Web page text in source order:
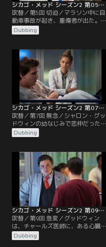
シカゴ・メッド シーズン2 第05話／吹替
吹替／第5回 切迫／マラソン中に自
動車事故が起き、重傷者が出た。現
場での難しい処置を余儀なくされ、
ハルステッド医師とエイプリルと彼
れる。突然聴力を失った8歳の少女
を連れた母親が来院。マニング医師
が担当するが、複雑な展開になる。
Dubbing
シカゴ・メッド シーズン2 第07話／吹替
吹替／第7回 無念／シャロン・グッ
ドウィンの幼なじみで恋仲だった人
が来院するが、病状は深刻である。
金欠状態から脱したいハルステッド
ュというアプリのアイデアに惹かれ
る。心臓の感染症にかかった若い女
性の治療にローズ医師があたるが、
ローズ医師の主張に反対するチャー
ルズ医師と対立する。
Dubbing
シカゴ・メッド シーズン2 第09話／吹替
吹替／第9回 急変／グッドウィン
は、チャールズ医師に、ある心臓移
植希望者がレシピエントとして適合
するかどうかの判断を任せる。ジェ
Dubbing